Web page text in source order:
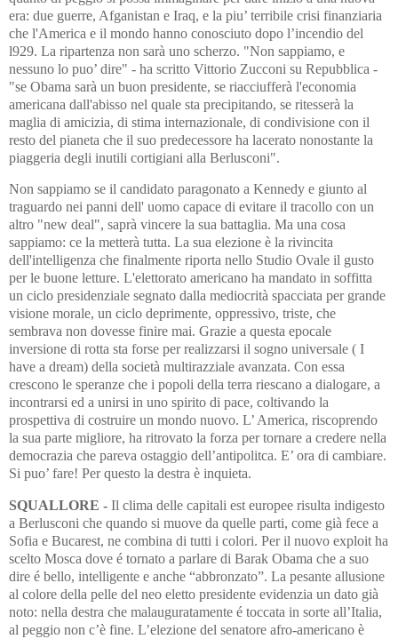
era: due guerre, Afganistan e Iraq, e la piu’ terribile crisi finanziaria
che l'America e il mondo hanno conosciuto dopo l’incendio del
l929. La ripartenza non sarà uno scherzo. "Non sappiamo, e
nessuno lo puo’ dire" - ha scritto Vittorio Zucconi su Repubblica -
"se Obama sarà un buon presidente, se riacciufferà l'economia
americana dall'abisso nel quale sta precipitando, se ritesserà la
maglia di amicizia, di stima internazionale, di condivisione con il
resto del pianeta che il suo predecessore ha lacerato nonostante la
piaggeria degli inutili cortigiani alla Berlusconi".
Non sappiamo se il candidato paragonato a Kennedy e giunto al
traguardo nei panni dell' uomo capace di evitare il tracollo con un
altro "new deal", saprà vincere la sua battaglia. Ma una cosa
sappiamo: ce la metterà tutta. La sua elezione è la rivincita
dell'intelligenza che finalmente riporta nello Studio Ovale il gusto
per le buone letture. L'elettorato americano ha mandato in soffitta
un ciclo presidenziale segnato dalla mediocrità spacciata per grande
visione morale, un ciclo deprimente, oppressivo, triste, che
sembrava non dovesse finire mai. Grazie a questa epocale
inversione di rotta sta forse per realizzarsi il sogno universale ( I
have a dream) della società multirazziale avanzata. Con essa
crescono le speranze che i popoli della terra riescano a dialogare, a
incontrarsi ed a unirsi in uno spirito di pace, coltivando la
prospettiva di costruire un mondo nuovo. L’ America, riscoprendo
la sua parte migliore, ha ritrovato la forza per tornare a credere nella
democrazia che pareva ostaggio dell’antipolitca. E’ ora di cambiare.
Si puo’ fare! Per questo la destra è inquieta.
SQUALLORE - Il clima delle capitali est europee risulta indigesto
a Berlusconi che quando si muove da quelle parti, come già fece a
Sofia e Bucarest, ne combina di tutti i colori. Per il nuovo exploit ha
scelto Mosca dove é tornato a parlare di Barak Obama che a suo
dire é bello, intelligente e anche “abbronzato”. La pesante allusione
al colore della pelle del neo eletto presidente evidenzia un dato già
noto: nella destra che malauguratamente é toccata in sorte all’Italia,
al peggio non c’è fine. L’elezione del senatore afro-americano è